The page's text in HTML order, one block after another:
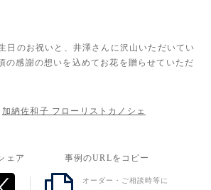
日のお祝いと、井澤さんに沢山いただいてい
の感謝の想いを込めてお花を贈らせていただ
加納佐和子 フローリストカノシェ
ェア 事例のURLをコピー
オーダー・ご相談時等に